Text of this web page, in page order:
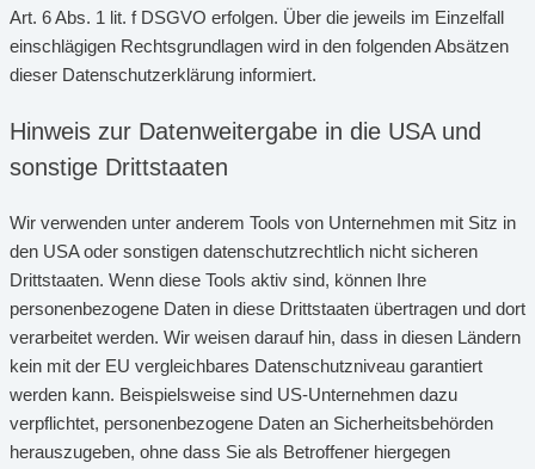
Art. 6 Abs. 1 lit. f DSGVO erfolgen. Über die jeweils im Einzelfall
einschlägigen Rechtsgrundlagen wird in den folgenden Absätzen
dieser Datenschutzerklärung informiert.
Hinweis zur Datenweitergabe in die USA und
sonstige Drittstaaten
Wir verwenden unter anderem Tools von Unternehmen mit Sitz in
den USA oder sonstigen datenschutzrechtlich nicht sicheren
Drittstaaten. Wenn diese Tools aktiv sind, können Ihre
personenbezogene Daten in diese Drittstaaten übertragen und dort
verarbeitet werden. Wir weisen darauf hin, dass in diesen Ländern
kein mit der EU vergleichbares Datenschutzniveau garantiert
werden kann. Beispielsweise sind US-Unternehmen dazu
verpflichtet, personenbezogene Daten an Sicherheitsbehörden
herauszugeben, ohne dass Sie als Betroffener hiergegen